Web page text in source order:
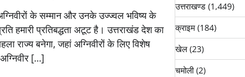
के सम्मान और उनके उज्ज्वल भविष्य के
हमारी प्रतिबद्धता अटूट है। उत्तराखंड देश का
राज्य बनेगा, जहां अग्निवीरों के लिए विशेष
[…]
उत्तराखण्ड(1,449)
क्राइम(184)
खेल(23)
चमोली(2)